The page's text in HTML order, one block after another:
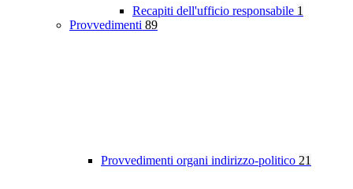
Recapiti dell'ufficio responsabile 1
Provvedimenti 89
Provvedimenti organi indirizzo-politico 21